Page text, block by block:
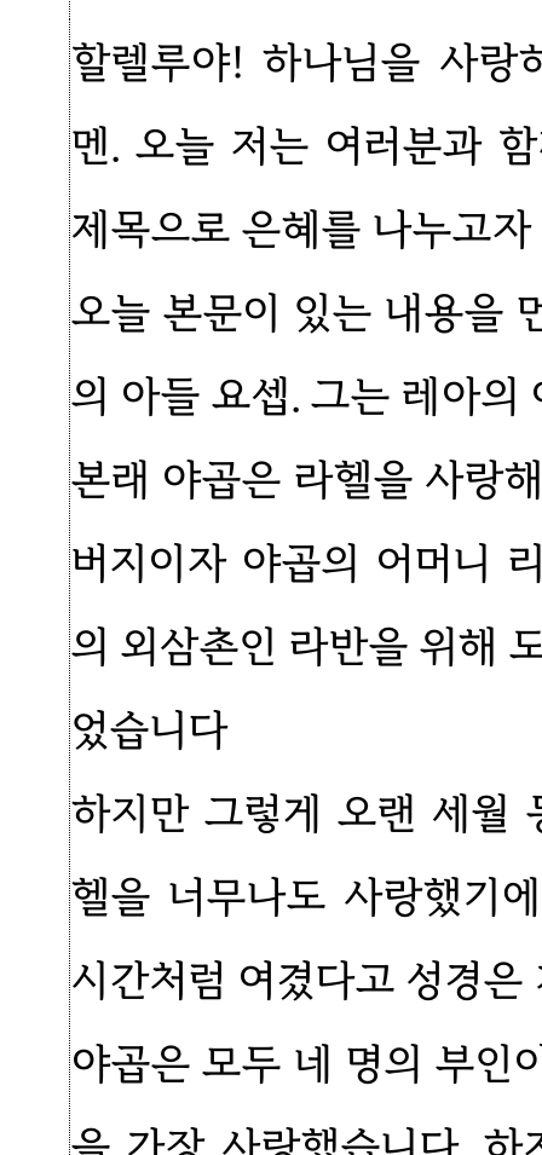
할렐루야! 하나님을 사랑
멘. 오늘 저는 여러분과
제목으로 은혜를 나누고자
오늘 본문이 있는 내용을
의 아들 요셉. 그는 레아의
본래 야곱은 라헬을 사랑
버지이자 야곱의 어머니
의 외삼촌인 라반을 위해
었습니다
하지만 그렇게 오랜 세월
헬을 너무나도 사랑했기
시간처럼 여겼다고 성경은
야곱은 모두 네 명의 부인